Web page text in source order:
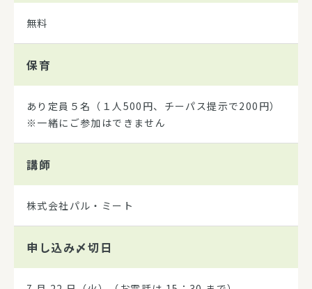
無料
保育
あり定員５名（１人500円、チーパス提示で200円）
※一緒にご参加はできません
講師
株式会社パル・ミート
申し込み〆切日